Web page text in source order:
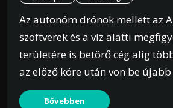
Az autonóm drónok mellett az
szoftverek és a víz alatti
területére is betörő cég alig
az előző köre után von be
Bővebben